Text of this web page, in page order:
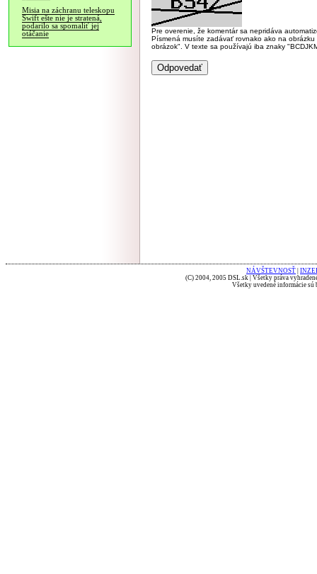
Misia na záchranu teleskopu
Swift ešte nie je stratená,
podarilo sa spomaliť jej
otáčanie
Pre overenie, že komentár sa nepridáva
Písmená musíte zadávať rovnako ako na
obrázok". V texte sa používajú iba znaky
NÁVŠTEVNOSŤ
(C) 2004, 2005 DSL.sk | Všetky práva
Všetky uvedené informácie sú